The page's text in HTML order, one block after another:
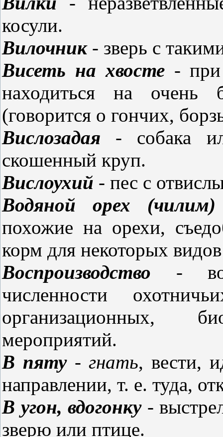
косули.
Вилочник- зверь с
Висеть на хвосте- при
находиться на очень
(говорится о гончих,
Вислозадая - собака
скошенный круп.
Вислоухий - пес с
Водяной орех (чилим)
похожие на орехи,
корм для некоторых
Воспроизводство -
численности
организационных,
мероприятий.
В пяту - гнать, вести,
направлении, т. е. туда,
В угон, вдогонку-
зверю или птице.